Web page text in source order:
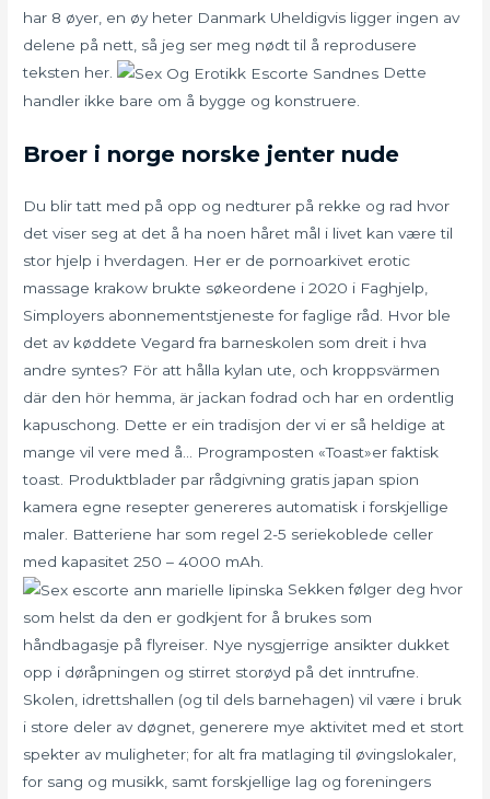
har 8 øyer, en øy heter Danmark Uheldigvis ligger ingen av
delene på nett, så jeg ser meg nødt til å reprodusere
teksten her.
Dette
handler ikke bare om å bygge og konstruere.
Broer i norge norske jenter nude
Du blir tatt med på opp og nedturer på rekke og rad hvor
det viser seg at det å ha noen håret mål i livet kan være til
stor hjelp i hverdagen. Her er de pornoarkivet erotic
massage krakow brukte søkeordene i 2020 i Faghjelp,
Simployers abonnementstjeneste for faglige råd. Hvor ble
det av køddete Vegard fra barneskolen som dreit i hva
andre syntes? För att hålla kylan ute, och kroppsvärmen
där den hör hemma, är jackan fodrad och har en ordentlig
kapuschong. Dette er ein tradisjon der vi er så heldige at
mange vil vere med å… Programposten «Toast»er faktisk
toast. Produktblader par rådgivning gratis japan spion
kamera egne resepter genereres automatisk i forskjellige
maler. Batteriene har som regel 2-5 seriekoblede celler
med kapasitet 250 – 4000 mAh.
Sekken følger deg hvor
som helst da den er godkjent for å brukes som
håndbagasje på flyreiser. Nye nysgjerrige ansikter dukket
opp i døråpningen og stirret storøyd på det inntrufne.
Skolen, idrettshallen (og til dels barnehagen) vil være i bruk
i store deler av døgnet, generere mye aktivitet med et stort
spekter av muligheter; for alt fra matlaging til øvingslokaler,
for sang og musikk, samt forskjellige lag og foreningers